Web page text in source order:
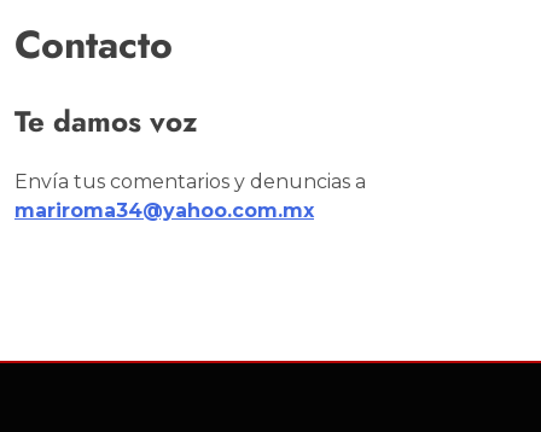
Contacto
Te damos voz
Envía tus comentarios y denuncias a
mariroma34@yahoo.com.mx